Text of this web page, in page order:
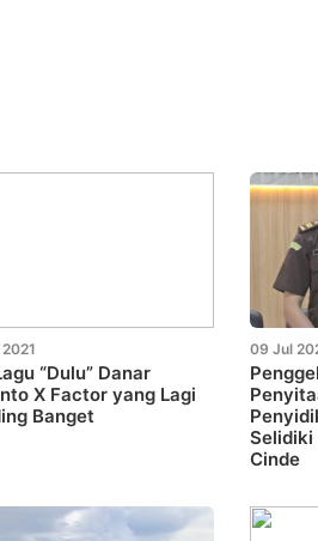
“Dulu” Danar
X Factor yang Lagi
Banget
09 Jul
Selidiki
Cinde